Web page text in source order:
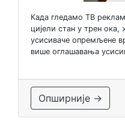
Када гледамо ТВ
цијели стан у трен
усисиваче опремљене
више оглашавања
Опширније →